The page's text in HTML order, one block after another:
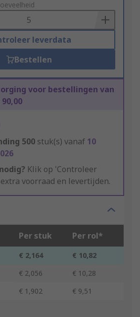
leverdata
Bestellen
voor bestellingen van
500 stuk(s) vanaf 10
Klik op 'Controleer
voorraad en levertijden.
Per stuk Per rol*
€ 2,164
€ 10,82
€ 2,056
€ 10,28
€ 1,902 € 9,51